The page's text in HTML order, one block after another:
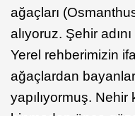
ağaçları
alıyoruz. Şehir
Yerel rehberimizin
ağaçlardan
yapılıyormuş.